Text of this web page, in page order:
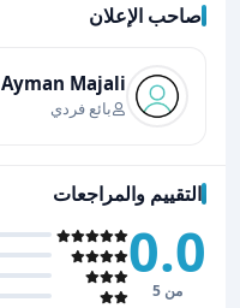
صاحب الإعلان
Ayman Majali
بائع فردي
التقييم والمراجعات
0.0
من 5